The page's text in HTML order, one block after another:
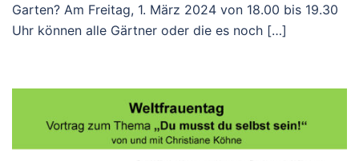
Garten? Am Freitag, 1. März 2024 von 18.00 bis 19.30
Uhr können alle Gärtner oder die es noch […]